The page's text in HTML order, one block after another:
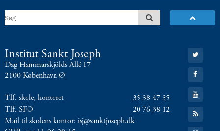
Institut Sankt Joseph
Dag Hammarskjölds Allé 17
2100 København Ø
Tlf. skole, kontoret
35 38 47 35
Tlf. SFO
20 76 38 12
Mail til skolens kontor: isj@sanktjoseph.dk
Gå
til:
Twitter
Gå
til:
Facebook
Gå
til:
YouTube
Gå
til:
RSS